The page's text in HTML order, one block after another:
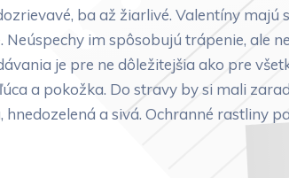
ba až žiarlivé. Valentíny majú
im spôsobujú trápenie, ale
je pre ne dôležitejšia ako pre
a pokožka. Do stravy by si mali
a sivá. Ochranné rastliny